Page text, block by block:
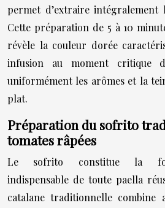
permet d’extraire intégralement
Cette préparation de 5 à 10
révèle la couleur dorée
infusion au moment critique
uniformément les arômes et la
plat.
Préparation du sofrito
tomates râpées
Le sofrito constitue la
indispensable de toute paella
catalane traditionnelle combine